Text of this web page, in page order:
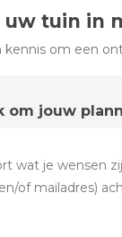
uw tuin in
kennis om een
om jouw